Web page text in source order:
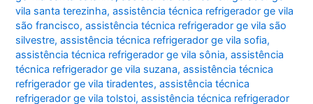
vila santa terezinha,assistência técnica refrigerador ge vila
são francisco,assistência técnica refrigerador ge vila são
silvestre,assistência técnica refrigerador ge vila sofia,
assistência técnica refrigerador ge vila sônia,assistência
técnica refrigerador ge vila suzana,assistência técnica
refrigerador ge vila tiradentes,assistência técnica
refrigerador ge vila tolstoi,assistência técnica refrigerador